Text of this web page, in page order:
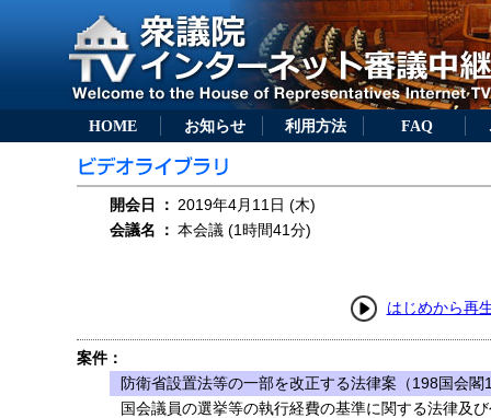
HOME お知らせ 利用方法 FAQ
開会日 ： 2019年4月11日 (木)
会議名
： 本会議 (1時間41分)
はじめから再
案件：
防衛省設置法等の一部を改正する法律案（198国会閣
国会議員の選挙等の執行経費の基準に関する法律及